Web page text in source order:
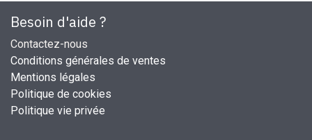
Besoin d'aide ?
Contactez-nous
Conditions générales de ventes
Mentions légales
Politique de cookies
Politique vie privée